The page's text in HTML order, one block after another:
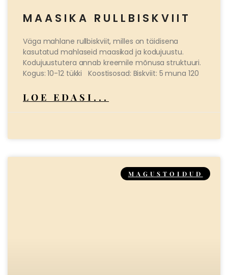
MAASIKA RULLBISKVIIT
Väga mahlane rullbiskviit, milles on täidisena
kasutatud mahlaseid maasikad ja kodujuustu.
Kodujuustutera annab kreemile mõnusa struktuuri.
Kogus: 10-12 tükki Koostisosad: Biskviit: 5 muna 120
LOE EDASI...
MAGUSTOIDUD